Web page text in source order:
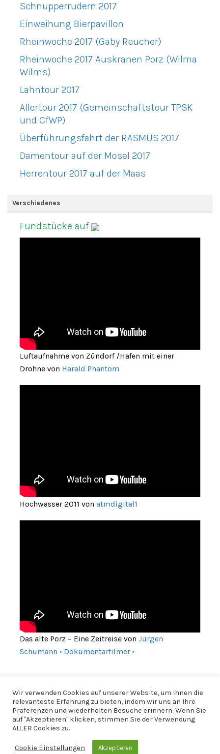
Schnupperrudern 2017
Einweihung Bierpavillon
Rheinwoche 2017 (Gaby Reucher)
Rheinwoche 2017 Auskranen Porz (Wilma
Wilms)
Lahntour 2017
Allertour 2017 (Gemeinschaftstour TPSK
und CfWP)
Überführungsfahrt der RASMUS 2017
Damentour auf der Mosel 2017
Herrentour 2017 auf der Maas
Verschiedenes
Fundstücke auf
Luftaufnahme von Zündorf /Hafen mit einer
Drohne von Harald Phantom
Hochwasser 2011 von atmdigital1
Das alte Porz – Eine Zeitreise von Jürgen
Schumann • Dokumentarfilmer •
Wir verwenden Cookies auf unserer Website, um Ihnen die
relevanteste Erfahrung zu bieten, indem wir uns an Ihre
Präferenzen und wiederholten Besuche erinnern. Wenn Sie
auf "Akzeptieren" klicken, stimmen Sie der Verwendung
ALLER Cookies zu.
Cookie Einstellungen Akzeptieren